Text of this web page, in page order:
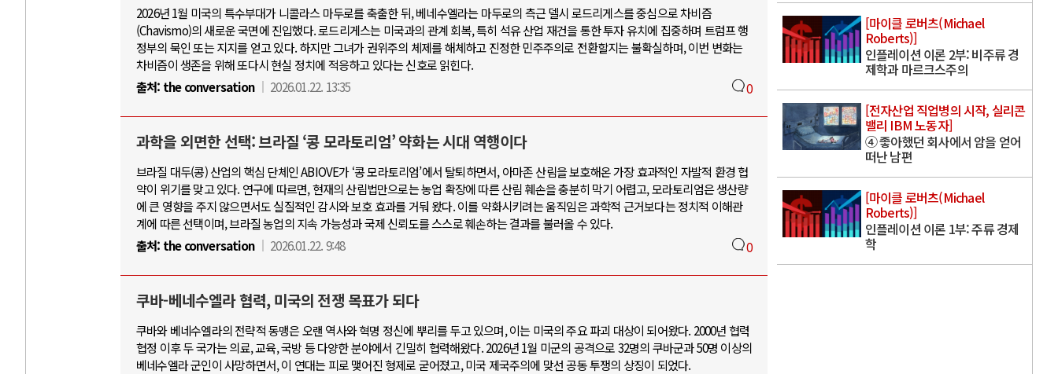
2026년 1월 미국의 특수부대가 니콜라스 마두로를 축출한 뒤, 베네수엘라는 마두로의 측근 델시 로드리게스를 중심으로 차비즘
(Chavismo)의 새로운 국면에 진입했다. 로드리게스는 미국과의 관계 회복, 특히 석유 산업 재건을 통한 투자 유치에 집중하며 트럼프 행
정부의 묵인 또는 지지를 얻고 있다. 하지만 그녀가 권위주의 체제를 해체하고 진정한 민주주의로 전환할지는 불확실하며, 이번 변화는
차비즘이 생존을 위해 또다시 현실 정치에 적응하고 있다는 신호로 읽힌다.
출처: the conversation 2026.01.22. 13:35 0
과학을 외면한 선택: 브라질 ‘콩 모라토리엄’ 약화는 시대 역행이다
브라질 대두(콩) 산업의 핵심 단체인 ABIOVE가 ‘콩 모라토리엄’에서 탈퇴하면서, 아마존 산림을 보호해온 가장 효과적인 자발적 환경 협
약이 위기를 맞고 있다. 연구에 따르면, 현재의 산림법만으로는 농업 확장에 따른 산림 훼손을 충분히 막기 어렵고, 모라토리엄은 생산량
에 큰 영향을 주지 않으면서도 실질적인 감시와 보호 효과를 거둬 왔다. 이를 약화시키려는 움직임은 과학적 근거보다는 정치적 이해관
계에 따른 선택이며, 브라질 농업의 지속 가능성과 국제 신뢰도를 스스로 훼손하는 결과를 불러올 수 있다.
출처: the conversation 2026.01.22. 9:48 0
쿠바-베네수엘라 협력, 미국의 전쟁 목표가 되다
쿠바와 베네수엘라의 전략적 동맹은 오랜 역사와 혁명 정신에 뿌리를 두고 있으며, 이는 미국의 주요 파괴 대상이 되어왔다. 2000년 협력
협정 이후 두 국가는 의료, 교육, 국방 등 다양한 분야에서 긴밀히 협력해왔다. 2026년 1월 미군의 공격으로 32명의 쿠바군과 50명 이상의
베네수엘라 군인이 사망하면서, 이 연대는 피로 맺어진 형제로 굳어졌고, 미국 제국주의에 맞선 공동 투쟁의 상징이 되었다.
[마이클 로버츠(Michael
Roberts)]
인플레이션 이론 2부: 비주류 경
제학과 마르크스주의
[전자산업 직업병의 시작, 실리콘
밸리 IBM 노동자]
④ 좋아했던 회사에서 암을 얻어
떠난 남편
[마이클 로버츠(Michael
Roberts)]
인플레이션 이론 1부: 주류 경제
학